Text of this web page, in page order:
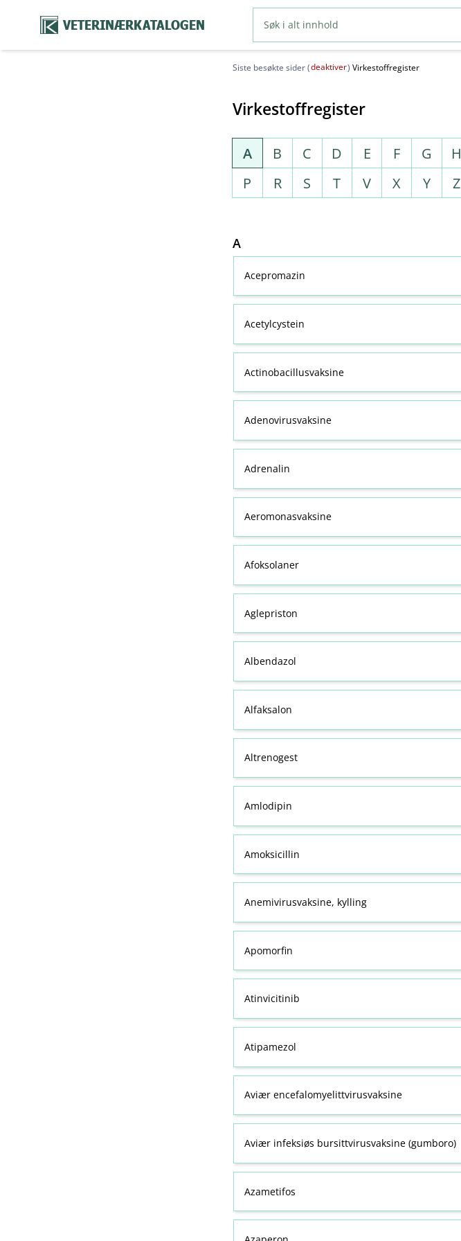
VETERINÆRKATALOGEN
Siste besøkte sider (deaktiver) Virkestoffregister
Virkestoffregister
A B C D E F G H
P
R S T V X Y Z
A
Acepromazin
Acetylcystein
Actinobacillusvaksine
Adenovirusvaksine
Adrenalin
Aeromonasvaksine
Afoksolaner
Aglepriston
Albendazol
Alfaksalon
Altrenogest
Amlodipin
Amoksicillin
Anemivirusvaksine, kylling
Apomorfin
Atinvicitinib
Atipamezol
Aviær encefalomyelittvirusvaksine
Aviær infeksiøs bursittvirusvaksine (gumboro)
Azametifos